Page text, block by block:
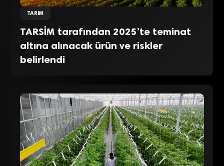
TARIM
TARSİM tarafından 2025’te teminat
altına alınacak ürün ve riskler
belirlendi